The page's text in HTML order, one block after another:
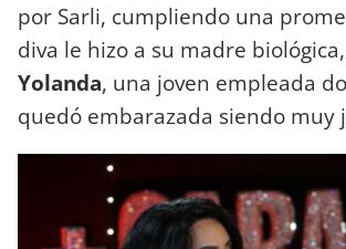
por Sarli, cumpliendo una
diva le hizo a su madre biológica,
Yolanda, una joven empleada
quedó embarazada siendo muy